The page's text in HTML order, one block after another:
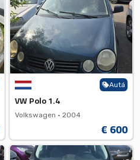
Autá
VW Polo 1.4
Volkswagen • 2004
€ 600